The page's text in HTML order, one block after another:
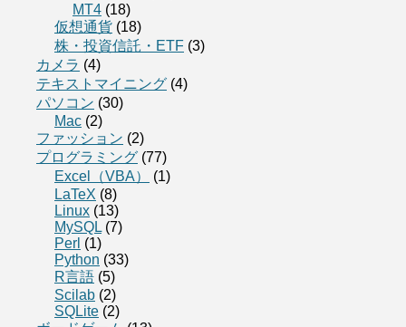
MT4 (18)
仮想通貨 (18)
株・投資信託・ETF (3)
カメラ (4)
テキストマイニング (4)
パソコン (30)
Mac (2)
ファッション (2)
プログラミング (77)
Excel（VBA）
(1)
LaTeX (8)
Linux (13)
MySQL (7)
Perl (1)
Python (33)
R言語 (5)
Scilab (2)
SQLite (2)